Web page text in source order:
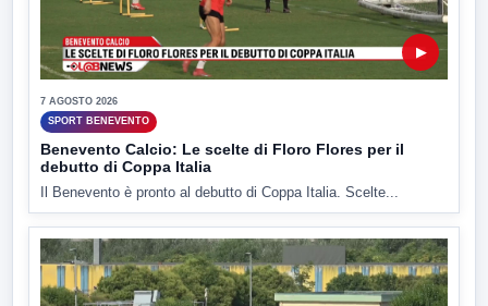
▶
7 AGOSTO 2026
SPORT BENEVENTO
Benevento Calcio: Le scelte di Floro Flores per il
debutto di Coppa Italia
Il Benevento è pronto al debutto di Coppa Italia. Scelte...